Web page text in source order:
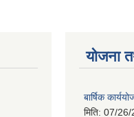
योजना
बार्षिक
मिति: 07/26/